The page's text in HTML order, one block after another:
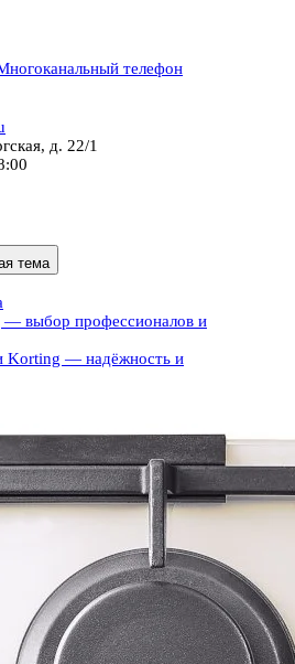
телефон
д. 22/1
тема
выбор профессионалов и
Korting — надёжность и